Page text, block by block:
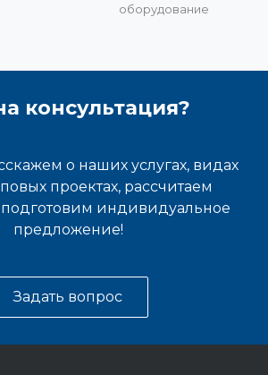
оборудование
консультация?
о наших услугах, видах
проектах, рассчитаем
подготовим индивидуальное
предложение!
Задать вопрос